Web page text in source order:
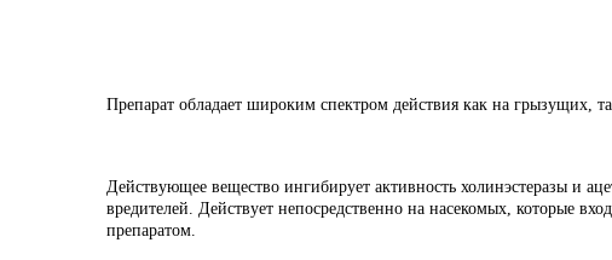
Препарат обладает широким спектром действия как на грызущих,
Действующее вещество ингибирует активность холинэстеразы и
вредителей. Действует непосредственно на насекомых, которые
препаратом.